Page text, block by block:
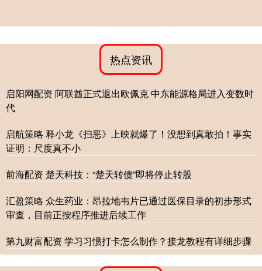
热点资讯
启阳网配资 阿联酋正式退出欧佩克 中东能源格局进入变数时
代
启航策略 释小龙《扫恶》上映就爆了！没想到真敢拍！事实
证明：尺度真不小
前海配资 楚天科技：“楚天转债”即将停止转股
汇盈策略 众生药业：昂拉地韦片已通过医保目录的初步形式
审查，目前正按程序推进后续工作
第九财富配资 学习习惯打卡怎么制作？接龙教程有详细步骤